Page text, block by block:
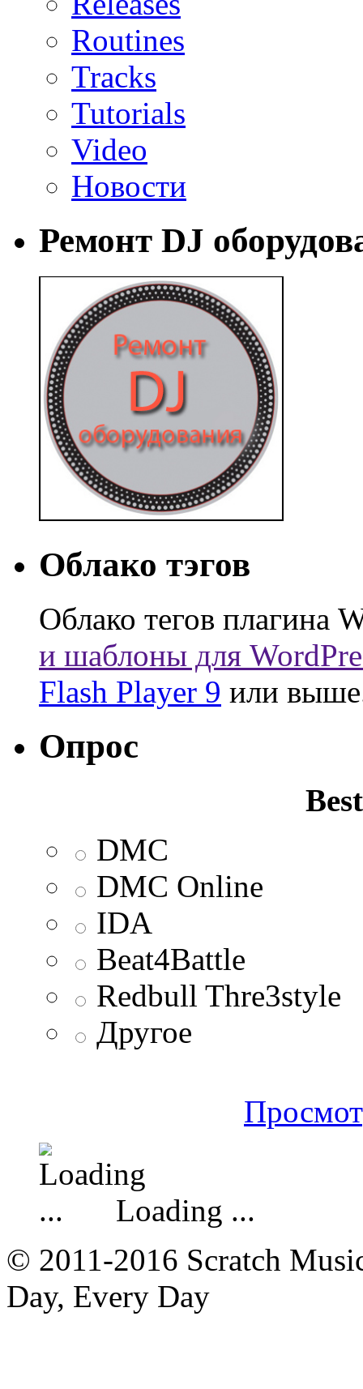
Routines
Tracks
Tutorials
Video
Новости
Ремонт DJ
Облако тэгов
Облако тегов плагина
и шаблоны для
Flash Player 9 или
Опрос
DMC
DMC Online
IDA
Beat4Battle
Redbull Thre3style
Другое
Loading ...
© 2011-2016 Scratch
Day, Every Day